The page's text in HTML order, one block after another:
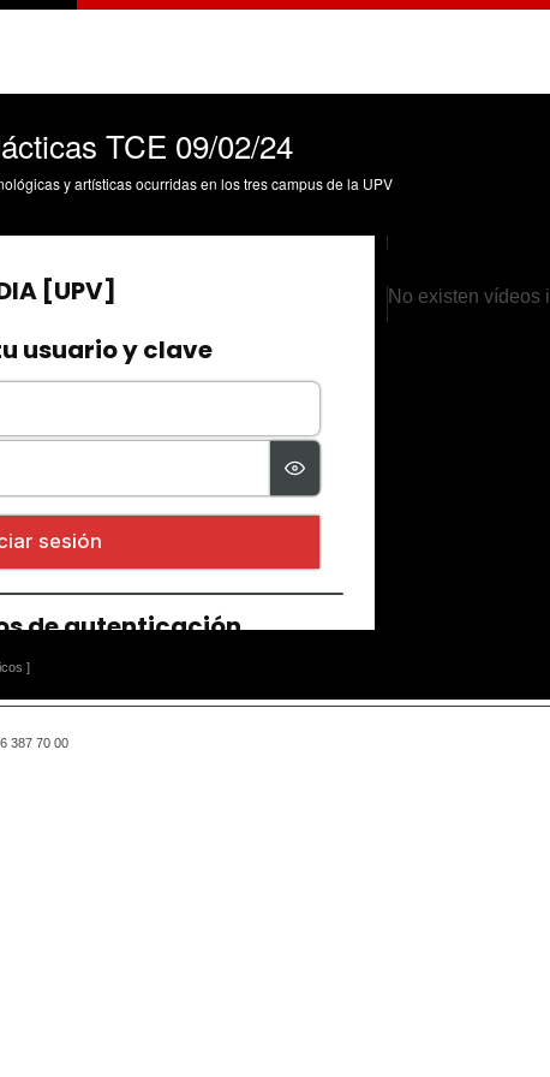
TCE 09/02/24
y artísticas ocurridas en los tres campus de la UPV
]
No existen vídeos
387 70 00